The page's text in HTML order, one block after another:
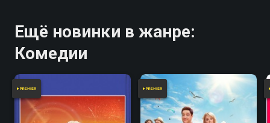
Ещё новинки в жанре:
Комедии